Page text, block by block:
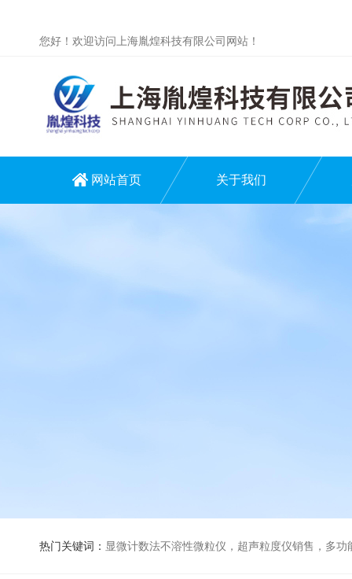
您好！欢迎访问上海胤煌科技有限公司网站！
网站首页 关于我们
热门关键词： 显微计数法不溶性微粒仪，超声粒度仪销售，多功能超声粒度分析仪，粒度及